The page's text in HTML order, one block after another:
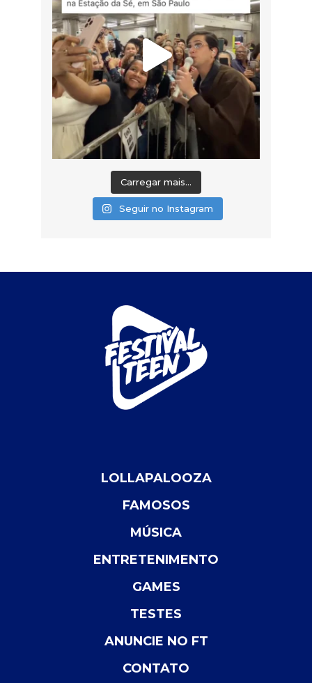
Carregar mais...
Seguir no Instagram
LOLLAPALOOZA
FAMOSOS
MÚSICA
ENTRETENIMENTO
GAMES
TESTES
ANUNCIE NO FT
CONTATO